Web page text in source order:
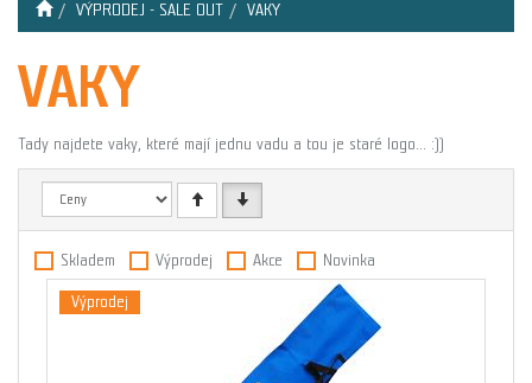
VÝPRODEJ - SALE OUT VAKY
VAKY
Tady najdete vaky, které mají jednu vadu a tou je staré logo... :))
Skladem Výprodej Akce Novinka
Výprodej